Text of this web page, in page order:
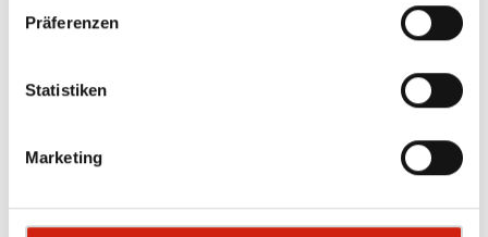
Präferenzen
Statistiken
Marketing